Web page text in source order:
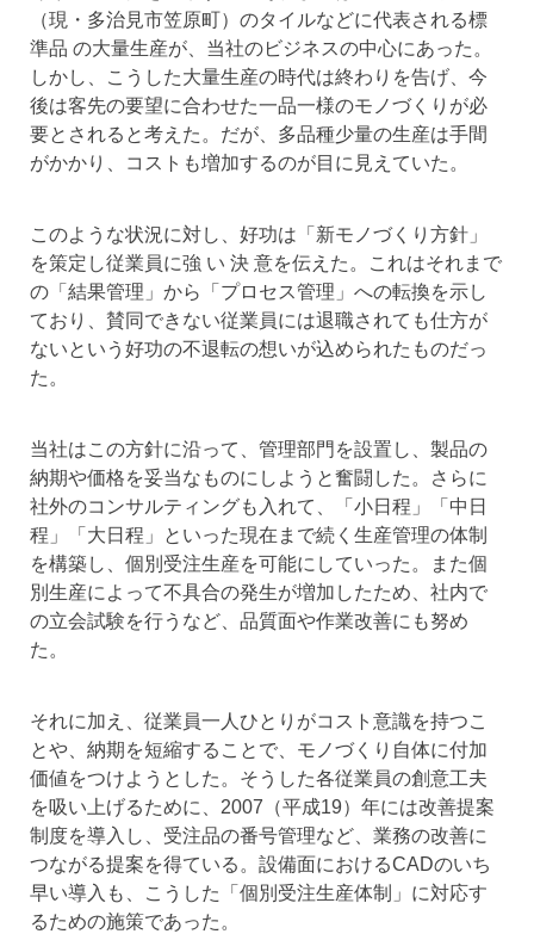
（現・多治見市笠原町）のタイルなどに代表される標
準品 の大量生産が、当社のビジネスの中心にあった。
しかし、こうした大量生産の時代は終わりを告げ、今
後は客先の要望に合わせた一品一様のモノづくりが必
要とされると考えた。だが、多品種少量の生産は手間
がかかり、コストも増加するのが目に見えていた。
このような状況に対し、好功は「新モノづくり方針」
を策定し従業員に強 い 決 意を伝えた。これはそれまで
の「結果管理」から「プロセス管理」への転換を示し
ており、賛同できない従業員には退職されても仕方が
ないという好功の不退転の想いが込められたものだっ
た。
当社はこの方針に沿って、管理部門を設置し、製品の
納期や価格を妥当なものにしようと奮闘した。さらに
社外のコンサルティングも入れて、「小日程」「中日
程」「大日程」といった現在まで続く生産管理の体制
を構築し、個別受注生産を可能にしていった。また個
別生産によって不具合の発生が増加したため、社内で
の立会試験を行うなど、品質面や作業改善にも努め
た。
それに加え、従業員一人ひとりがコスト意識を持つこ
とや、納期を短縮することで、モノづくり自体に付加
価値をつけようとした。そうした各従業員の創意工夫
を吸い上げるために、2007（平成19）年には改善提案
制度を導入し、受注品の番号管理など、業務の改善に
つながる提案を得ている。設備面におけるCADのいち
早い導入も、こうした「個別受注生産体制」に対応す
るための施策であった。